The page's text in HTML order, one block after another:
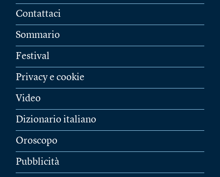
Contattaci
Sommario
Festival
Privacy e cookie
Video
Dizionario italiano
Oroscopo
Pubblicità